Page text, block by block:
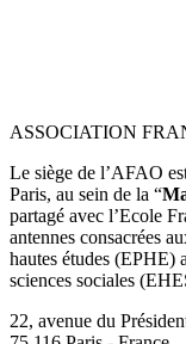
ASSOCIATION
Le siège de l’AFAO
Paris, au sein de la “
partagé avec l’Ecole
antennes consacrées
hautes études (EPHE)
sciences sociales
22, avenue du